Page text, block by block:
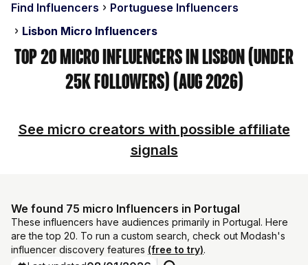
Find Influencers
Portuguese Influencers
Lisbon Micro Influencers
Top 20 Micro Influencers in Lisbon (Under
25k Followers) (Aug 2026)
See micro creators with possible affiliate
signals
We found 75 micro Influencers in Portugal
These influencers have audiences primarily in Portugal. Here
are the top 20. To run a custom search, check out Modash's
influencer discovery features (free to try).